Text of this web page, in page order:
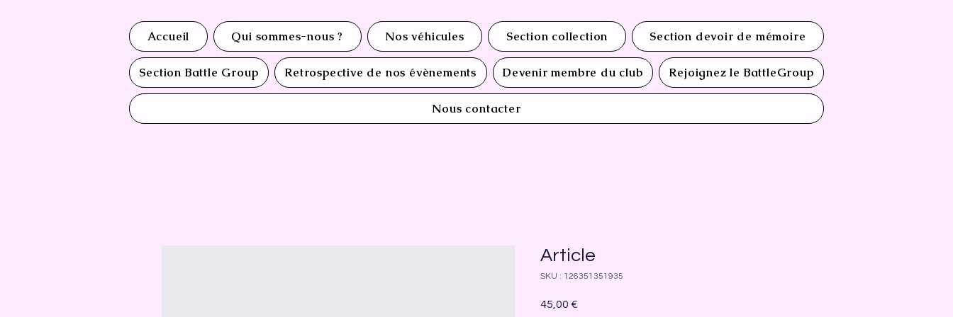
Accueil Qui sommes-nous ? Nos véhicules Section collection Section devoir de mémoire
Section Battle Group Retrospective de nos évènements Devenir membre du club Rejoignez le BattleGroup
Nous contacter
Article
SKU : 126351351935
45,00 €